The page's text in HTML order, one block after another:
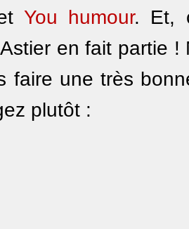
You humour. Et,
en fait partie
faire une très
plutôt :